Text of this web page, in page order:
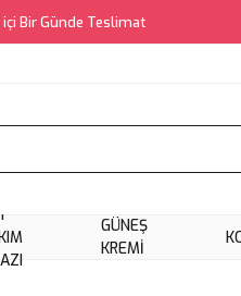
Bir Günde Teslimat
GÜNEŞ
KREMI